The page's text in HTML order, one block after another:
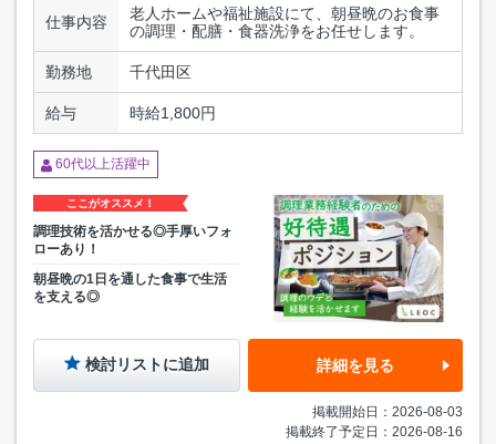
仕事内容
老人ホームや福祉施設にて、朝昼晩のお食事
の調理・配膳・食器洗浄をお任せします。
勤務地 千代田区
給与 時給1,800円
60代以上活躍中
ここがオススメ！
調理技術を活かせる◎手厚いフォ
ローあり！
朝昼晩の1日を通した食事で生活
を支える◎
検討リストに追加 詳細を見る
掲載開始日：2026-08-03
掲載終了予定日：2026-08-16